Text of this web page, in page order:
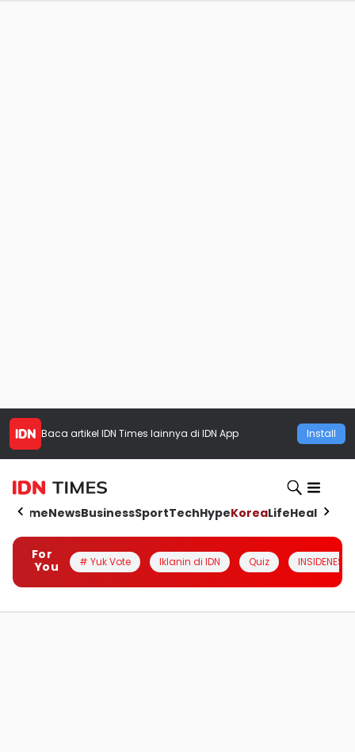
Baca artikel IDN Times lainnya di IDN App Install
HomeNewsBusinessSportTechHypeKoreaLifeHealth
For
You
# Yuk Vote Iklanin di IDN Quiz INSIDENESIA